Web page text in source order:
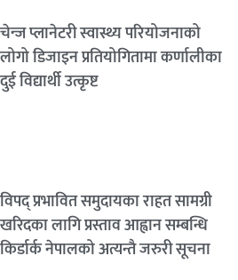
चेन्ज प्लानेटरी स्वास्थ्य परियोजनाको
लोगो डिजाइन प्रतियोगितामा कर्णालीका
दुई विद्यार्थी उत्कृष्ट
विपद् प्रभावित समुदायका राहत सामग्री
खरिदका लागि प्रस्ताव आह्वान सम्बन्धि
किर्डार्क नेपालको अत्यन्तै जरुरी सूचना